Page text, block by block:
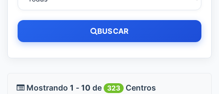
BUSCAR
Mostrando 1 - 10 de 323
Centros